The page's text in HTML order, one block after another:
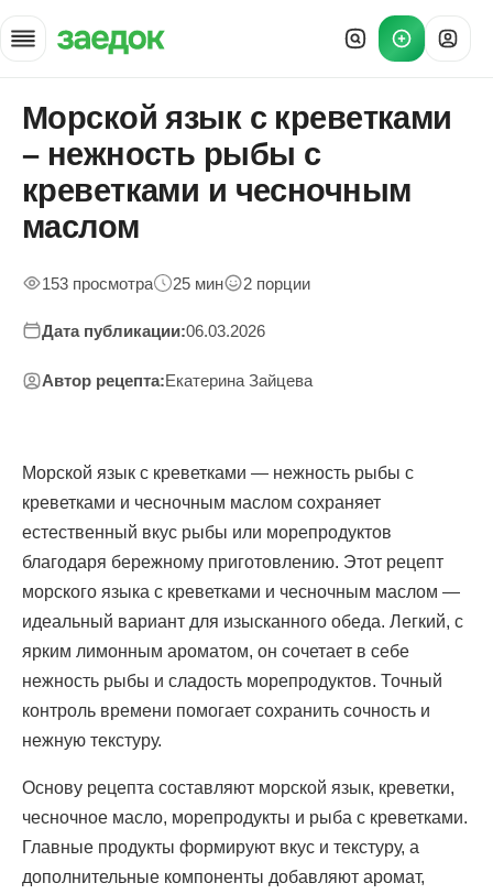
Главная
»
Рецепты
Морской язык с креветками — состав и вкус
Морской язык с креветками
– нежность рыбы с
креветками и чесночным
маслом
153 просмотра 25 мин 2 порции
Дата публикации:06.03.2026
Автор рецепта:Екатерина Зайцева
Морской язык с креветками — нежность рыбы с
креветками и чесночным маслом сохраняет
естественный вкус рыбы или морепродуктов
благодаря бережному приготовлению. Этот рецепт
морского языка с креветками и чесночным маслом —
идеальный вариант для изысканного обеда. Легкий, с
ярким лимонным ароматом, он сочетает в себе
нежность рыбы и сладость морепродуктов. Точный
контроль времени помогает сохранить сочность и
нежную текстуру.
Основу рецепта составляют морской язык, креветки,
чесночное масло, морепродукты и рыба с креветками.
Главные продукты формируют вкус и текстуру, а
дополнительные компоненты добавляют аромат,